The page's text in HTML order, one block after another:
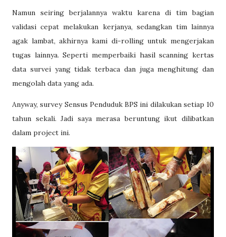
Namun seiring berjalannya waktu karena di tim bagian
validasi cepat melakukan kerjanya, sedangkan tim lainnya
agak lambat, akhirnya kami di-rolling untuk mengerjakan
tugas lainnya. Seperti memperbaiki hasil scanning kertas
data survei yang tidak terbaca dan juga menghitung dan
mengolah data yang ada.
Anyway, survey Sensus Penduduk BPS ini dilakukan setiap 10
tahun sekali. Jadi saya merasa beruntung ikut dilibatkan
dalam project ini.